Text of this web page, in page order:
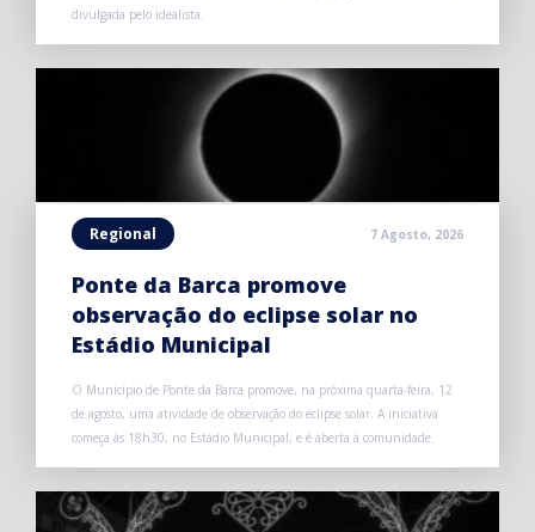
divulgada pelo idealista.
Regional 7 Agosto, 2026
Ponte da Barca promove
observação do eclipse solar no
Estádio Municipal
O Município de Ponte da Barca promove, na próxima quarta-feira, 12
de agosto, uma atividade de observação do eclipse solar. A iniciativa
começa às 18h30, no Estádio Municipal, e é aberta à comunidade.